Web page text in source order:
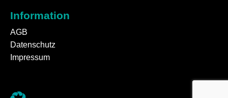
Information
AGB
Datenschutz
Impressum